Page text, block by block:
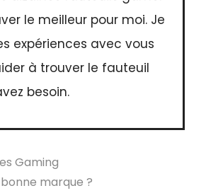
le meilleur pour moi. Je
expériences avec vous
à trouver le fauteuil
besoin.
Gaming
marque ?